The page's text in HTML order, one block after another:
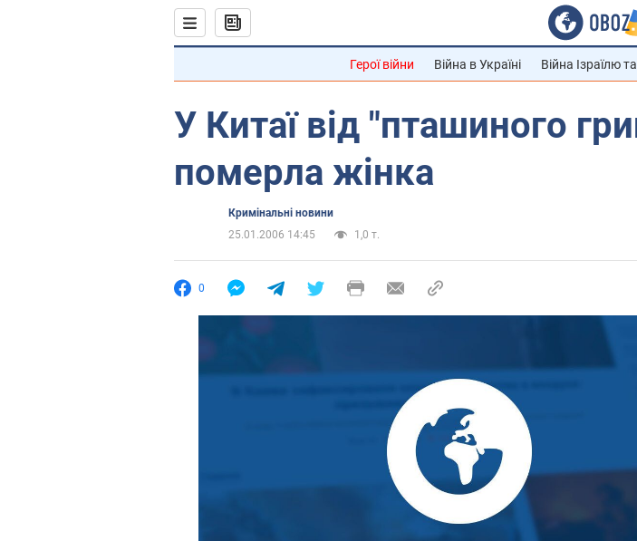
Герої війни Війна в Україні Війна Ізраїлю
У Китаї від "пташиного
померла жінка
Кримінальні новини
25.01.2006 14:45
1,0 т.
0